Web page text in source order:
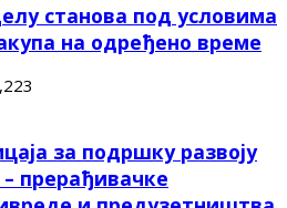
станова под условима
на одређено време
за подршку развоју
прерађивачке